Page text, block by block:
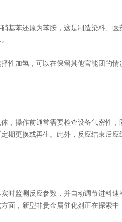
苯还原为苯胺，这是制造染料、医
加氢，可以在保留其他官能团的情
操作前通常需要检查设备气密性，
期更换或再生。此外，反应结束后
时监测反应参数，并自动调节进料
面，新型非贵金属催化剂正在探索中